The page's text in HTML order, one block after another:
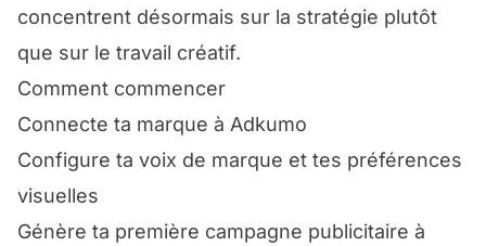
concentrent désormais sur la stratégie plutôt
que sur le travail créatif.
Comment commencer
Connecte ta marque à Adkumo
Configure ta voix de marque et tes préférences
visuelles
Génère ta première campagne publicitaire à